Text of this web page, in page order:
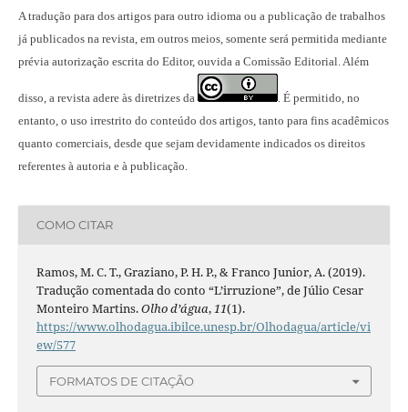
A tradução para dos artigos para outro idioma ou a publicação de trabalhos
já publicados na revista , em outros meios, somente será permitida mediante
prévia autorização escrita do Editor, ouvida a Comissão Editorial. Além
disso, a revista adere às diretrizes da
É permitido, no
entanto, o uso irrestrito do conteúdo dos artigos, tanto para fins acadêmicos
quanto comerciais, desde que sejam devidamente indicados os direitos
referentes à autoria e à publicação.
COMO CITAR
Ramos, M. C. T., Graziano, P. H. P., & Franco Junior, A. (2019).
Tradução comentada do conto “L’irruzione”, de Júlio Cesar
Monteiro Martins.Olho d’água,11(1).
https://www.olhodagua.ibilce.unesp.br/Olhodagua/article/vi
ew/577
FORMATOS DE CITAÇÃO